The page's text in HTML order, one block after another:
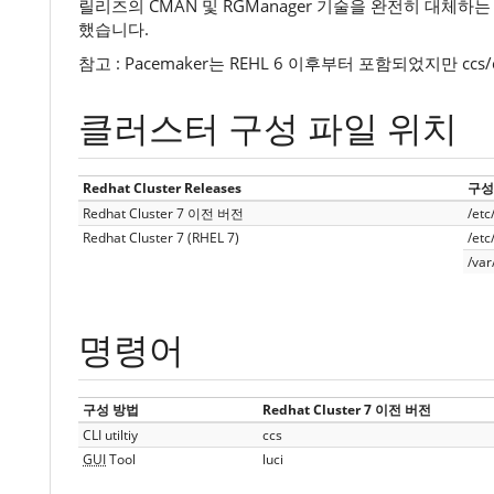
릴리즈의 CMAN 및 RGManager 기술을 완전히 대체하
했습니다.
참고 : Pacemaker는 REHL 6 이후부터 포함되었지만
클러스터 구성 파일 위치
Redhat Cluster Releases
구
Redhat Cluster 7 이전 버전
/
Redhat Cluster 7 (RHEL 7)
/
/
명령어
구성 방법
Redhat Cluster 7 이전 버전
CLI utiltiy
ccs
GUITool luci